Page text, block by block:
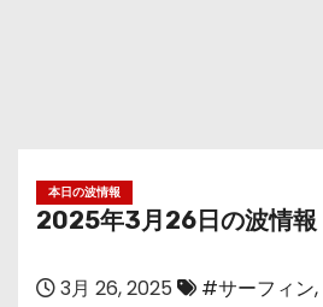
本日の波情報
2025年3月26日の波情報
3月 26, 2025 #サーフィン,